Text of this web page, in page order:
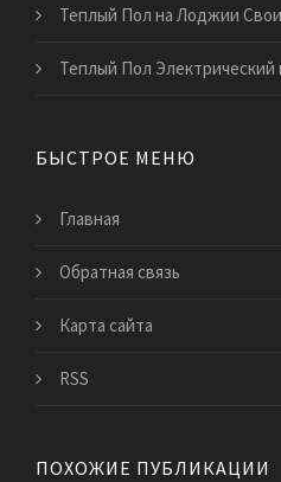
Теплый Пол на Лоджии
Теплый Пол
БЫСТРОЕ МЕНЮ
Главная
Обратная связь
Карта сайта
RSS
ПОХОЖИЕ ПУБЛИКАЦИИ